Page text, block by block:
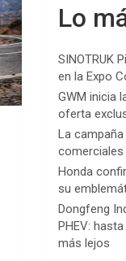
Lo
SINOTRUK
en la Expo
GWM inicia
oferta
La
comerciales
Honda
su
Dongfeng
PHEV:
más lejos